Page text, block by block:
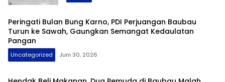
Peringati Bulan Bung Karno, PDI Perjuangan Baubau
Turun ke Sawah, Gaungkan Semangat Kedaulatan
Pangan
Uncategorized Juni 30, 2026